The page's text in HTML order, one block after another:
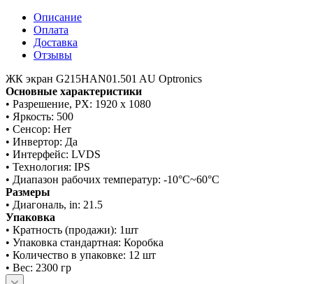
Описание
Оплата
Доставка
Отзывы
ЖК экран G215HAN01.501 AU Optronics
Основные характеристики
• Разрешение, PX: 1920 х 1080
• Яркость: 500
• Сенсор: Нет
• Инвертор: Да
• Интерфейс: LVDS
• Технология: IPS
• Диапазон рабочих температур: -10°C~60°C
Размеры
• Диагональ, in: 21.5
Упаковка
• Кратность (продажи): 1шт
• Упаковка стандартная: Коробка
• Количество в упаковке: 12 шт
• Вес: 2300 гр